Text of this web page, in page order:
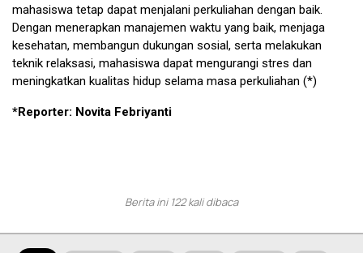
mahasiswa tetap dapat menjalani perkuliahan dengan baik.
Dengan menerapkan manajemen waktu yang baik, menjaga
kesehatan, membangun dukungan sosial, serta melakukan
teknik relaksasi, mahasiswa dapat mengurangi stres dan
meningkatkan kualitas hidup selama masa perkuliahan (*)
*Reporter: Novita Febriyanti
Berita ini 122 kali dibaca